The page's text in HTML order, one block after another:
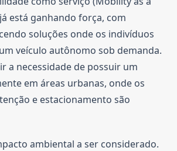
está ganhando força, com
soluções onde os indivíduos
veículo autônomo sob demanda.
a necessidade de possuir um
em áreas urbanas, onde os
e estacionamento são
ambiental a ser considerado.